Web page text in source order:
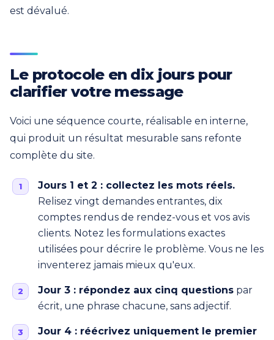
est dévalué.
Le protocole en dix jours pour
clarifier votre message
Voici une séquence courte, réalisable en interne,
qui produit un résultat mesurable sans refonte
complète du site.
Jours 1 et 2 : collectez les mots réels.
Relisez vingt demandes entrantes, dix
comptes rendus de rendez-vous et vos avis
clients. Notez les formulations exactes
utilisées pour décrire le problème. Vous ne les
inventerez jamais mieux qu'eux.
Jour 3 : répondez aux cinq questions par
écrit, une phrase chacune, sans adjectif.
Jour 4 : réécrivez uniquement le premier